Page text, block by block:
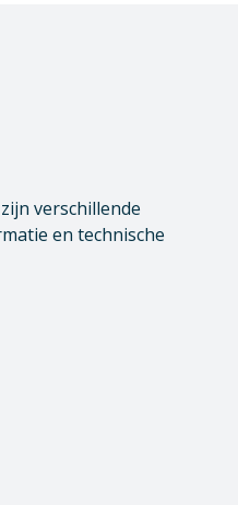
verschillende
en technische